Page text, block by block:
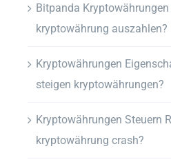
Bitpanda Kryptowährungen
kryptowährung auszahlen?
Kryptowährungen
steigen kryptowährungen?
Kryptowährungen Steuern
kryptowährung crash?